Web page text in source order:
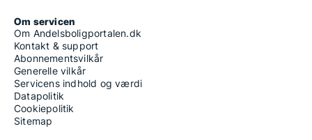
Om servicen
Om Andelsboligportalen.dk
Kontakt & support
Abonnementsvilkår
Generelle vilkår
Servicens indhold og værdi
Datapolitik
Cookiepolitik
Sitemap